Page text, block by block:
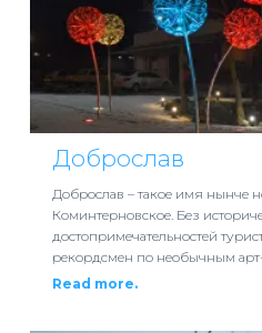
Доброслав
Доброслав – такое имя нынче
Коминтерновское. Без
достопримечательностей
рекордсмен по необычным
Read more.